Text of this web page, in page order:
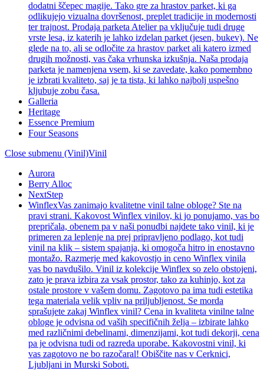
dodatni ščepec magije. Tako gre za hrastov parket, ki ga
odlikujejo vizualna dovršenost, preplet tradicije in modernosti
ter trajnost. Prodaja parketa Atelier pa vključuje tudi druge
vrste lesa, iz katerih je lahko izdelan parket (jesen, bukev). Ne
glede na to, ali se odločite za hrastov parket ali katero izmed
drugih možnosti, vas čaka vrhunska izkušnja. Naša prodaja
parketa je namenjena vsem, ki se zavedate, kako pomembno
je izbrati kvaliteto, saj je ta tista, ki lahko najbolj uspešno
kljubuje zobu časa.
Galleria
Heritage
Essence Premium
Four Seasons
Close submenu (Vinil)Vinil
Aurora
Berry Alloc
NextStep
WinflexVas zanimajo kvalitetne vinil talne obloge? Ste na
pravi strani. Kakovost Winflex vinilov, ki jo ponujamo, vas bo
prepričala, obenem pa v naši ponudbi najdete tako vinil, ki je
primeren za leplenje na prej pripravljeno podlago, kot tudi
vinil na klik – sistem spajanja, ki omogoča hitro in enostavno
montažo. Razmerje med kakovostjo in ceno Winflex vinila
vas bo navdušilo. Vinil iz kolekcije Winflex so zelo obstojeni,
zato je prava izbira za vsak prostor, tako za kuhinjo, kot za
ostale prostore v vašem domu. Zagotovo pa ima tudi estetika
tega materiala velik vpliv na priljubljenost. Se morda
sprašujete zakaj Winflex vinil? Cena in kvaliteta vinilne talne
obloge je odvisna od vaših specifičnih želja – izbirate lahko
med različnimi debelinami, dimenzijami, kot tudi dekorji, cena
pa je odvisna tudi od razreda uporabe. Kakovostni vinil, ki
vas zagotovo ne bo razočaral! Obiščite nas v Cerknici,
Ljubljani in Murski Soboti.